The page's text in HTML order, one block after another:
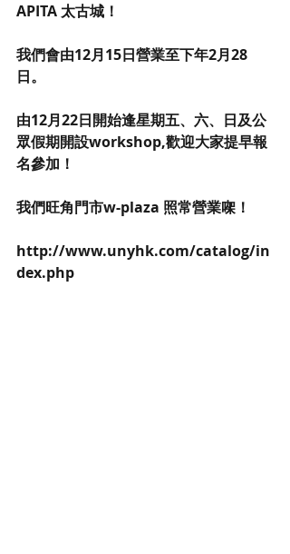
APITA 太古城！
我們會由12月15日營業至下年2月28
日。
由12月22日開始逢星期五、六、日及公
眾假期開設workshop,歡迎大家提早報
名參加！
我們旺角門市w-plaza 照常營業㗎！
http://www.unyhk.com/catalog/in
dex.php